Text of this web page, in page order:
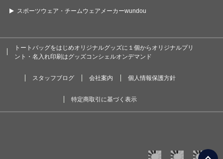
スポーツウェア・チームウェアメーカーwundou
トートバッグをはじめオリジナルグッズに１個からオリジナルプリ
ント・名入れ印刷はグッズコンシェルオンデマンド
スタッフブログ 会社案内 個人情報保護方針
特定商取引に基づく表示